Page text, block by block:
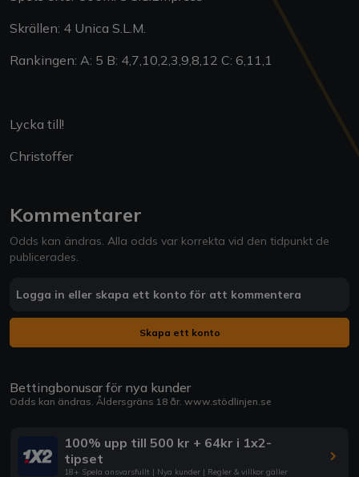
Skrällen: 4 Unica S.L.M.
Rankingen: A: 5 B: 4,7,10,2,3,9,8,12 C: 6,11,1
Lycka till!
Christoffer
Kommentarer
Odds kan ändras. Alla odds var korrekta vid den tidpunkt de
publicerades.
Logga in eller skapa ett konto för att kommentera
Skapa ett konto
Bettingbonusar för nya kunder
Odds kan ändras. Åldersgräns 18 år. www.stödlinjen.se
100% upp till 500 kr + 64kr i 1x2-
tipset
18+ Spela ansvarsfullt | Nya kunder | Regler & villkor gäller